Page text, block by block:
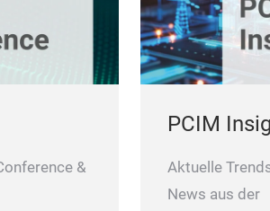
&
PCIM
Aktuelle
News aus der